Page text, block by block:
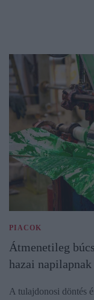
PIACOK
Átmenetileg
hazai napilapnak
A tulajdonosi döntés